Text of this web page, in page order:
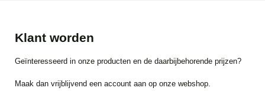
Klant worden
Geïnteresseerd in onze producten en de daarbijbehorende prijzen?
Maak dan vrijblijvend een account aan op onze webshop.